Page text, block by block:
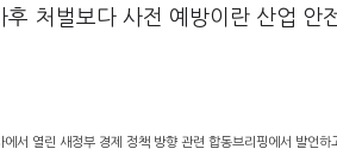
처벌보다 사전 예방이란 산업 안
서 열린 새정부 경제 정책 방향 관련 합동브리핑에서 발언하